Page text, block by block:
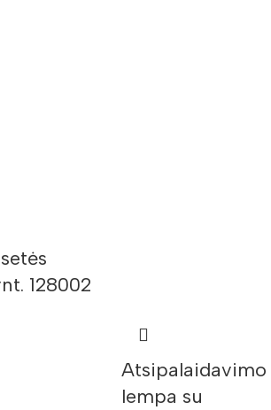
128002
Atsipalaidavimo
lempa su